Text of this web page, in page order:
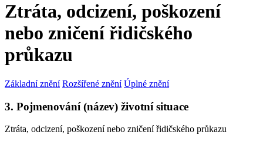
Ztráta, odcizení, poškození
nebo zničení řidičského
průkazu
Základní znění Rozšířené znění Úplné znění
3. Pojmenování (název) životní situace
Ztráta, odcizení, poškození nebo zničení řidičského průkazu